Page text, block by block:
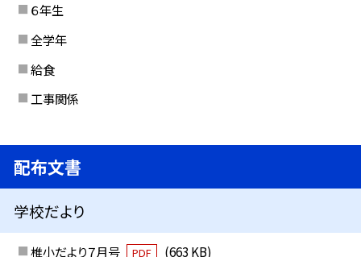
６年生
全学年
給食
工事関係
配布文書
学校だより
椎小だより７月号 PDF
(663 KB)